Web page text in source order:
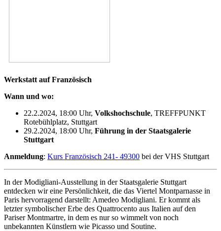
Werkstatt auf Französisch
Wann und wo:
22.2.2024, 18:00 Uhr, Volkshoch­schule, TREFFPUNKT
Rotebühlplatz, Stuttgart
29.2.2024, 18:00 Uhr, Führung in der Staatsgalerie
Stuttgart
Anmeldung: Kurs Französisch 241- 49300 bei der VHS Stuttgart
In der Modigliani-Ausstellung in der Staatsgalerie Stuttgart
entdecken wir eine Persönlichkeit, die das Viertel Montparnasse in
Paris hervorragend darstellt: Amedeo Modigliani. Er kommt als
letzter symbolischer Erbe des Quattrocento aus Italien auf den
Pariser Montmartre, in dem es nur so wimmelt von noch
unbekannten Künstlern wie Picasso und Soutine.